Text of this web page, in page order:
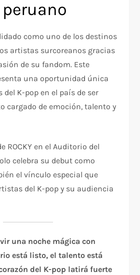
como uno de los destinos
artistas surcoreanos gracias
de su fandom. Este
una oportunidad única
K-pop en el país de ser
cargado de emoción, talento y
ROCKY en el Auditorio del
celebra su debut como
el vínculo especial que
del K-pop y su audiencia
una noche mágica con
está listo, el talento está
del K-pop latirá fuerte